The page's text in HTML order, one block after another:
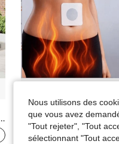
Dès2,27€
Nous utilisons des
que vous avez
"Tout rejeter", "Tout
sélectionnant "Tout